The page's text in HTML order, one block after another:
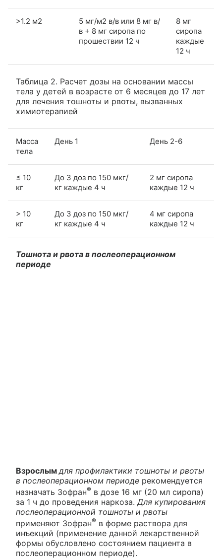
>1.2 м2
5 мг/м2 в/в или 8 мг в/
в + 8 мг сиропа по
прошествии 12 ч
8 мг
сиропа
каждые
12 ч
Таблица 2. Расчет дозы на основании массы
тела у детей в возрасте от 6 месяцев до 17 лет
для лечения тошноты и рвоты, вызванных
химиотерапией
Масса
тела
День 1 День 2-6
≤ 10
кг
До 3 доз по 150 мкг/
кг каждые 4 ч
2 мг сиропа
каждые 12 ч
> 10
кг
До 3 доз по 150 мкг/
кг каждые 4 ч
4 мг сиропа
каждые 12 ч
Тошнота и рвота в послеоперационном
периоде
Взрослым для профилактики тошноты и рвоты
в послеоперационном периоде рекомендуется
назначать Зофран® в дозе 16 мг (20 мл сиропа)
за 1 ч до проведения наркоза. Для купирования
послеоперационной тошноты и рвоты
применяют Зофран® в форме раствора для
инъекций (применение данной лекарственной
формы обусловлено состоянием пациента в
послеоперационном периоде).